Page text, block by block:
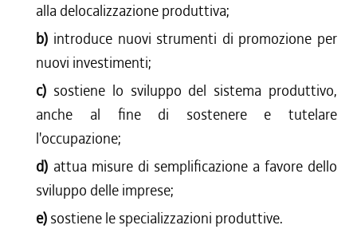
alla delocalizzazione produttiva;
b) introduce nuovi strumenti di promozione per
nuovi investimenti;
c) sostiene lo sviluppo del sistema produttivo,
anche al fine di sostenere e tutelare
l'occupazione;
d) attua misure di semplificazione a favore dello
sviluppo delle imprese;
e) sostiene le specializzazioni produttive.